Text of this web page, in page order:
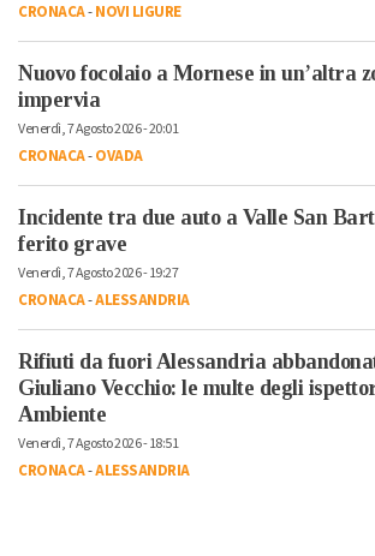
CRONACA-NOVI LIGURE
Nuovo focolaio a Mornese in un’altra
impervia
Venerdì, 7 Agosto 2026 - 20:01
CRONACA-OVADA
Incidente tra due auto a Valle San
ferito grave
Venerdì, 7 Agosto 2026 - 19:27
CRONACA-ALESSANDRIA
Rifiuti da fuori Alessandria
Giuliano Vecchio: le multe degli
Ambiente
Venerdì, 7 Agosto 2026 - 18:51
CRONACA-ALESSANDRIA